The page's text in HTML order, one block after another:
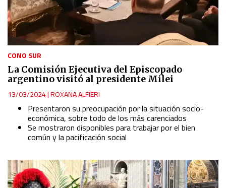
CONO SUR
La Comisión Ejecutiva del Episcopado
argentino visitó al presidente Milei
13/03/2024|ROXANA ALFIERI
Presentaron su preocupación por la situación socio-
económica, sobre todo de los más carenciados
Se mostraron disponibles para trabajar por el bien
común y la pacificación social